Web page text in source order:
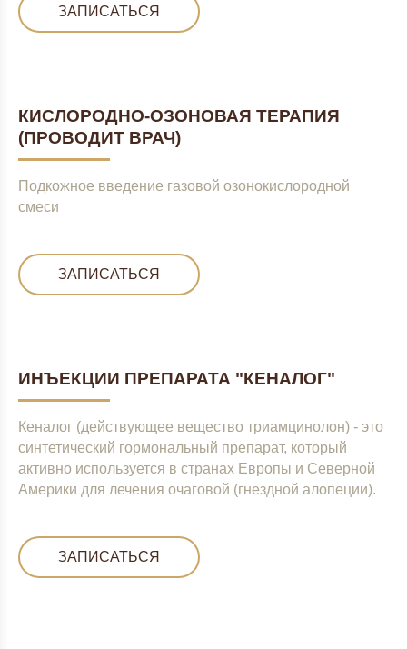
ЗАПИСАТЬСЯ
КИСЛОРОДНО-ОЗОНОВАЯ ТЕРАПИЯ
(ПРОВОДИТ ВРАЧ)
Подкожное введение газовой озонокислородной
смеси
ЗАПИСАТЬСЯ
ИНЪЕКЦИИ ПРЕПАРАТА "КЕНАЛОГ"
Кеналог (действующее вещество триамцинолон) - это
синтетический гормональный препарат, который
активно используется в странах Европы и Северной
Америки для лечения очаговой (гнездной алопеции).
ЗАПИСАТЬСЯ